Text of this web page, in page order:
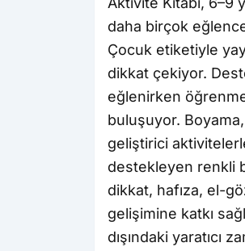
daha birçok
Çocuk etiketiyle
dikkat çekiyor.
eğlenirken
buluşuyor.
geliştirici
destekleyen renkli
dikkat, hafıza, el-
gelişimine katkı
dışındaki yaratıcı